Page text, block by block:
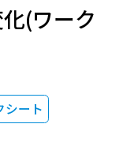
(ワーク
シート